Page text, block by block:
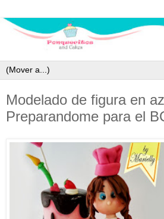
Modelado de figura en
Preparandome para el